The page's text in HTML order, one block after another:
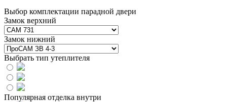
Выбор комплектации парадной двери
Замок верхний
Замок нижний
Выбрать тип утеплителя
Популярная отделка внутри